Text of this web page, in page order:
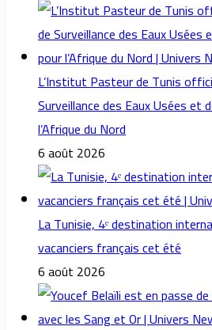
L’Institut Pasteur de Tunis
Surveillance des Eaux Usées et
l’Afrique du Nord
6 août 2026
La Tunisie, 4ᵉ destination
vacanciers français cet été
6 août 2026